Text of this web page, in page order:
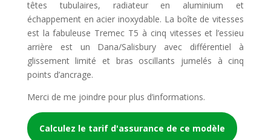
têtes tubulaires, radiateur en aluminium et
échappement en acier inoxydable. La boîte de vitesses
est la fabuleuse Tremec T5 à cinq vitesses et l’essieu
arrière est un Dana/Salisbury avec différentiel à
glissement limité et bras oscillants jumelés à cinq
points d’ancrage.
Merci de me joindre pour plus d’informations.
Calculez le tarif d'assurance de ce modèle